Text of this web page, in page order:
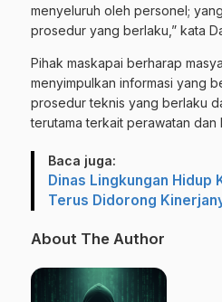
menyeluruh oleh personel;
prosedur yang berlaku,” kata
Pihak maskapai berharap
menyimpulkan informasi yang
prosedur teknis yang berlaku
terutama terkait perawatan dan
Baca juga:
Dinas Lingkungan Hidup
Terus Didorong
About The Author